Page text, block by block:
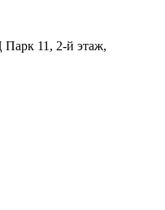
Парк 11, 2-й этаж,